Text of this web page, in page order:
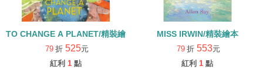
TO CHANGE A PLANET/精裝繪本
79 折 525元
紅利 1 點
MISS IRWIN/精裝繪本
79 折 553元
紅利 1 點